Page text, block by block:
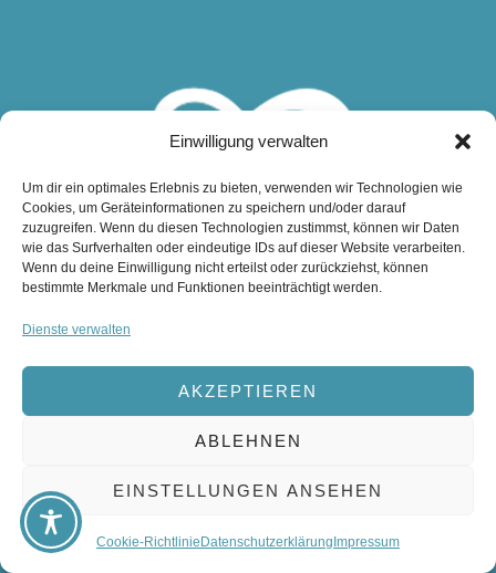
Einwilligung verwalten
Um dir ein optimales Erlebnis zu bieten, verwenden wir Technologien wie
Cookies, um Geräteinformationen zu speichern und/oder darauf
zuzugreifen. Wenn du diesen Technologien zustimmst, können wir Daten
wie das Surfverhalten oder eindeutige IDs auf dieser Website verarbeiten.
Wenn du deine Einwilligung nicht erteilst oder zurückziehst, können
bestimmte Merkmale und Funktionen beeinträchtigt werden.
Dienste verwalten
AKZEPTIEREN
ABLEHNEN
EINSTELLUNGEN ANSEHEN
Cookie-Richtlinie Datenschutzerklärung Impressum
WWW.CROSSMEDIA-WERBUNG.DE